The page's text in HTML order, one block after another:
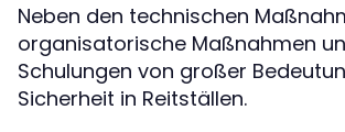
Neben den technischen
organisatorische Maßnahmen
Schulungen von großer
Sicherheit in Reitställen.